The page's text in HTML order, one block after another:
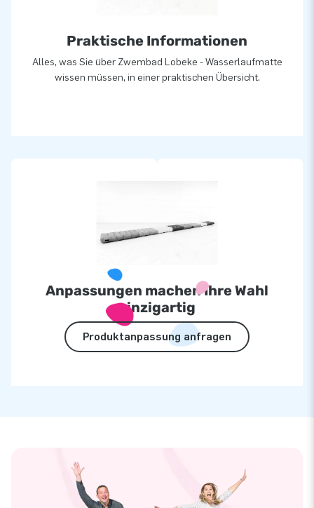
Praktische Informationen
Alles, was Sie über Zwembad Lobeke - Wasserlaufmatte
wissen müssen, in einer praktischen Übersicht.
Anpassungen machen Ihre Wahl
einzigartig
Produktanpassung anfragen